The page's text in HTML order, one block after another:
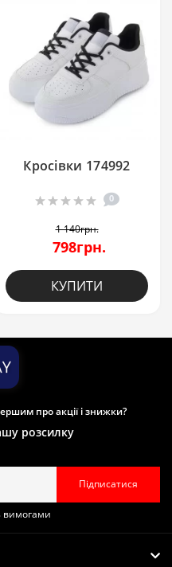
Кросівки 174992
0
1 140грн.
798грн.
КУПИТИ
про акції і знижки?
розсилку
Підписатися
вимогами